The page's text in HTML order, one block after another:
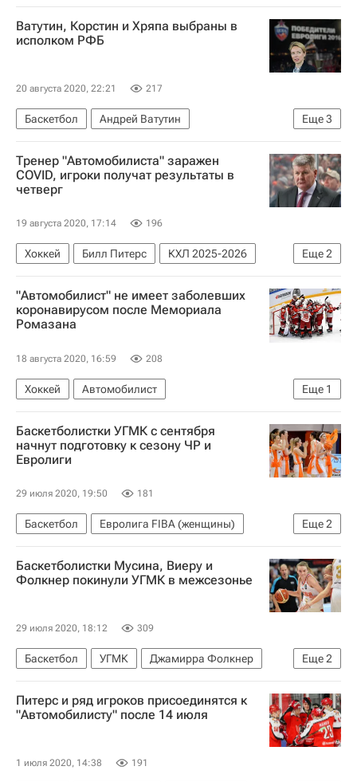
Спорт в условиях пандемии коронавируса
Ватутин, Корстин и Хряпа выбраны в
исполком РФБ
20 августа 2020, 22:21 217
Еще3
Баскетбол
Андрей Ватутин
Российская федерация баскетбола (РФБ)
Илона Корстин
Виктор Хряпа
Тренер "Автомобилиста" заражен
COVID, игроки получат результаты в
четверг
19 августа 2020, 17:14 196
Еще2
Хоккей Билл Питерс
КХЛ 2025-2026
Автомобилист
Спорт в условиях пандемии коронавируса
"Автомобилист" не имеет заболевших
коронавирусом после Мемориала
Ромазана
18 августа 2020, 16:59 208
Еще 1
Хоккей
Автомобилист
Спорт в условиях пандемии коронавируса
Баскетболистки УГМК с сентября
начнут подготовку к сезону ЧР и
Евролиги
29 июля 2020, 19:50 181
Еще2
Баскетбол
Евролига FIBA (женщины)
УГМК
Чемпионат России по баскетболу среди женских команд
Баскетболистки Мусина, Виеру и
Фолкнер покинули УГМК в межсезонье
29 июля 2020, 18:12 309
Еще2
Баскетбол УГМК
Джамирра Фолкнер
Наталья Виеру
Раиса Мусина
Питерс и ряд игроков присоединятся к
"Автомобилисту" после 14 июля
1 июля 2020, 14:38 191